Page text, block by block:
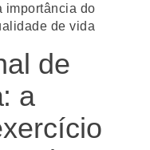
importância do
de vida
de
a